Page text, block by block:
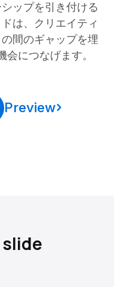
ップを引き付ける
は、クリエイティ
間のギャップを埋
につなげます。
Preview